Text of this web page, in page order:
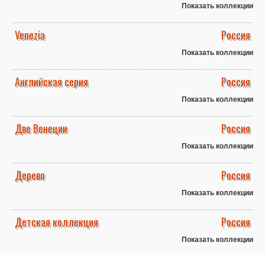
Показать коллекции
Venezia Россия
Показать коллекции
Английская серия Россия
Показать коллекции
Две Венеции Россия
Показать коллекции
Дерево Россия
Показать коллекции
Детская коллекция Россия
Показать коллекции